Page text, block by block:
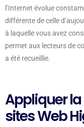
l’Internet évolue
différente de celle
à laquelle vous avez
permet aux lecteurs de
a été recueillie.
Appliquer
sites Web